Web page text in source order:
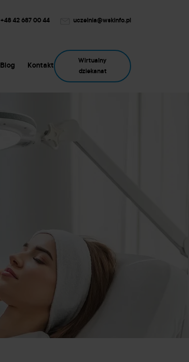
+48 42 687 00 44 uczelnia@wskinfo.pl
Blog Kontakt
Wirtualny
dziekanat